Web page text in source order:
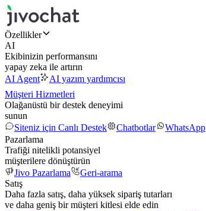
Özellikler
AI
Ekibinizin performansını
yapay zeka ile artırın
AI Agent
AI yazım yardımcısı
Müşteri Hizmetleri
Olağanüstü bir destek deneyimi
sunun
Siteniz için Canlı Destek
Chatbotlar WhatsApp
Pazarlama
Trafiği nitelikli potansiyel
müşterilere dönüştürün
Jivo Pazarlama
Geri-arama
Satış
Daha fazla satış, daha yüksek sipariş tutarları
ve daha geniş bir müşteri kitlesi elde edin